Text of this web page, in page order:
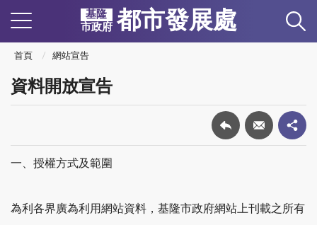
基隆
市政府 都市發展處
首頁 網站宣告
資料開放宣告
一、授權方式及範圍
為利各界廣為利用網站資料，基隆市政府網站上刊載之所有